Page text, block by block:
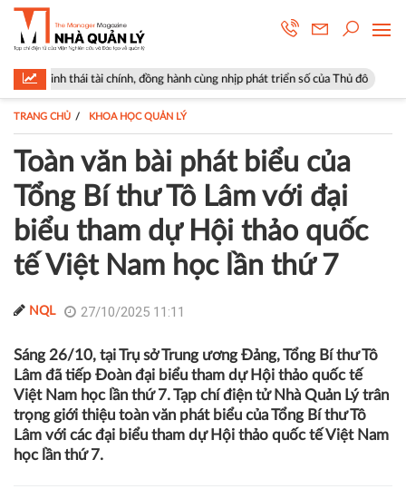
đồng hành cùng nhịp phát triển số của Thủ đô Góp ý sửa đổi
TRANG CHỦ KHOA HỌC QUẢN LÝ
Toàn văn bài phát biểu của
Tổng Bí thư Tô Lâm với đại
biểu tham dự Hội thảo quốc
tế Việt Nam học lần thứ 7
NQL 27/10/2025 11:11